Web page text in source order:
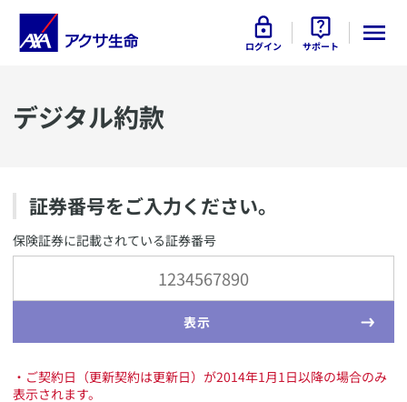
ログイン サポート
デジタル約款
証券番号をご入力ください。
保険証券に記載されている証券番号
表示
・ご契約日（更新契約は更新日）が2014年1月1日以降の場合のみ
表示されます。